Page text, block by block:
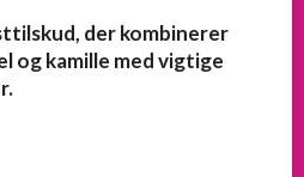
der kombinerer
og kamille med vigtige